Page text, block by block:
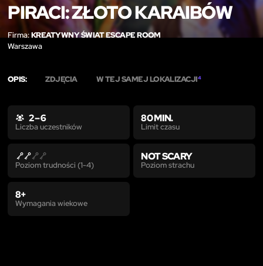
PIRACI: ZŁOTO KARAIBÓW
Firma:KREATYWNY ŚWIAT ESCAPE ROOM
Warszawa
OPIS: ZDJĘCIA W TEJ SAMEJ LOKALIZACJI4
2 – 6
Liczba uczestników
80 MIN.
Limit czasu
Poziom trudności (1-4)
NOT SCARY
Poziom strachu
8+
Wymagania wiekowe